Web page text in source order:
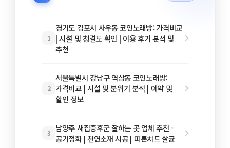
1
경기도 김포시 사우동 코인노래방: 가격비교
| 시설 및 청결도 확인 | 이용 후기 분석 및
추천
2
서울특별시 강남구 역삼동 코인노래방:
가격비교 | 시설 및 분위기 분석 | 예약 및
할인 정보
3
남양주 새집증후군 잘하는 곳 업체 추천 -
공기정화 | 천연소재 시공 | 피톤치드 살균